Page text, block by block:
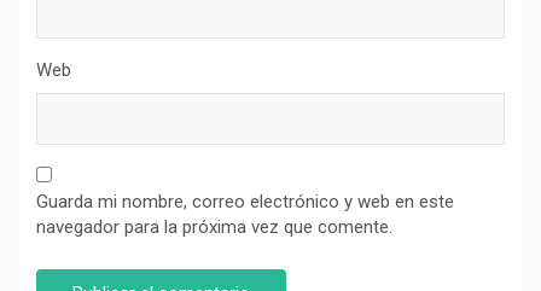
Web
Guarda mi nombre, correo electrónico y web en este
navegador para la próxima vez que comente.